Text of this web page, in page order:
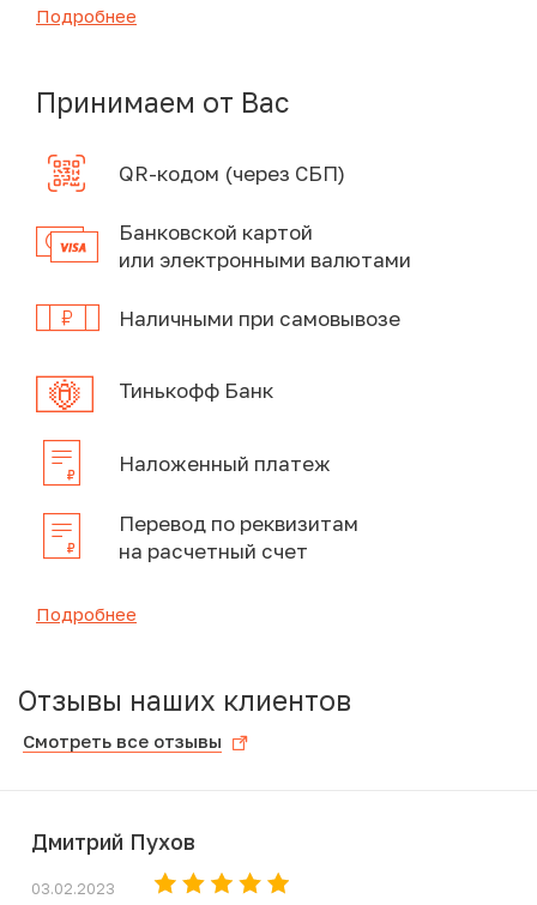
Подробнее
Принимаем от Вас
QR-кодом (через СБП)
Банковской картой
или электронными валютами
Наличными при самовывозе
Тинькофф Банк
Наложенный платеж
Перевод по реквизитам
на расчетный счет
Подробнее
Отзывы наших клиентов
Смотреть все отзывы
Дмитрий Пухов
03.02.2023